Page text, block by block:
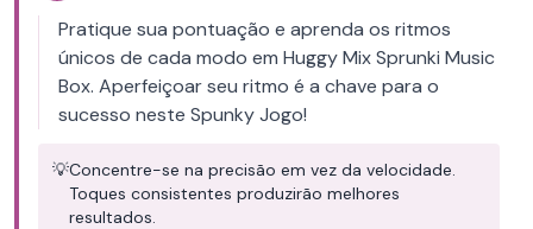
Pratique sua pontuação e aprenda os ritmos
únicos de cada modo em Huggy Mix Sprunki Music
Box. Aperfeiçoar seu ritmo é a chave para o
sucesso neste Spunky Jogo!
💡Concentre-se na precisão em vez da velocidade.
Toques consistentes produzirão melhores
resultados.